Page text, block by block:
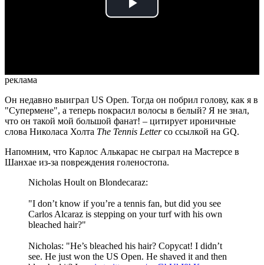
Play
реклама
Он недавно выиграл US Open. Тогда он побрил голову, как я в
"Супермене", а теперь покрасил волосы в белый? Я не знал,
что он такой мой большой фанат! – цитирует ироничные
слова Николаса Холта The Tennis Letterсо ссылкой на GQ.
Напомним, что Карлос Алькарас не сыграл на Мастерсе в
Шанхае из-за повреждения голеностопа.
Nicholas Hoult on Blondecaraz:
"I don’t know if you’re a tennis fan, but did you see
Carlos Alcaraz is stepping on your turf with his own
bleached hair?"
Nicholas: "He’s bleached his hair? Copycat! I didn’t
see. He just won the US Open. He shaved it and then